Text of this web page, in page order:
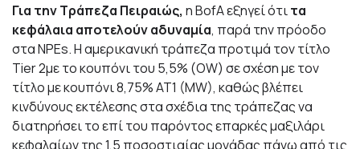
Για την Τράπεζα Πειραιώς, η BofA εξηγεί ότιτα
κεφάλαια αποτελούν αδυναμία, παρά την πρόοδο
στα NPEs. H αμερικανική τράπεζα προτιμά τον τίτλο
Tier 2με το κουπόνι του 5,5% (OW) σε σχέση με τον
τίτλο με κουπόνι 8,75% AT1 (MW), καθώς βλέπει
κινδύνους εκτέλεσης στα σχέδια της τράπεζας να
διατηρήσει το επί του παρόντος επαρκές μαξιλάρι
κεφαλαίων της 1,5 ποσοστιαίας μονάδας πάνω από τις